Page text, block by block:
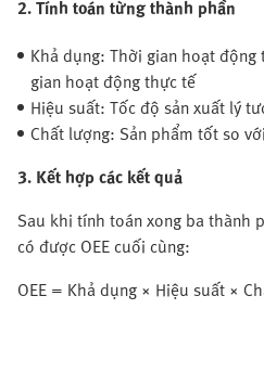
2. Tính toán từng thành phần
Khả dụng: Thời gian hoạt
gian hoạt động thực tế
Hiệu suất: Tốc độ sản xuất lý
Chất lượng: Sản phẩm tốt so
3. Kết hợp các kết quả
Sau khi tính toán xong ba thành
có được OEE cuối cùng:
OEE = Khả dụng × Hiệu suất ×